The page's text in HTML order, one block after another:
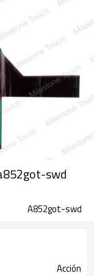
swd
A852got-swd
Acción